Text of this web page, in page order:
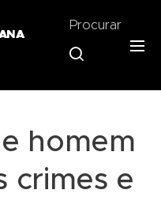
Procurar
homem
crimes e